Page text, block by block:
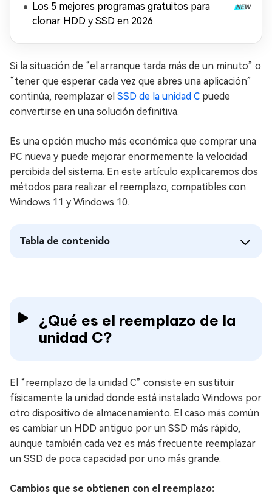
Los 5 mejores programas gratuitos para
clonar HDD y SSD en 2026
Si la situación de “el arranque tarda más de un minuto” o
“tener que esperar cada vez que abres una aplicación”
continúa, reemplazar el SSD de la unidad C puede
convertirse en una solución definitiva.
Es una opción mucho más económica que comprar una
PC nueva y puede mejorar enormemente la velocidad
percibida del sistema. En este artículo explicaremos dos
métodos para realizar el reemplazo, compatibles con
Windows 11 y Windows 10.
Tabla de contenido
¿Qué es el reemplazo de la
unidad C?
El “reemplazo de la unidad C” consiste en sustituir
físicamente la unidad donde está instalado Windows por
otro dispositivo de almacenamiento. El caso más común
es cambiar un HDD antiguo por un SSD más rápido,
aunque también cada vez es más frecuente reemplazar
un SSD de poca capacidad por uno más grande.
Cambios que se obtienen con el reemplazo: